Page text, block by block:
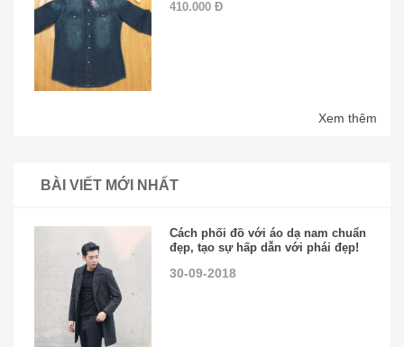
410.000 Đ
Xem thêm
BÀI VIẾT MỚI NHẤT
Cách phối đồ với áo dạ nam chuẩn
đẹp, tạo sự hấp dẫn với phái đẹp!
30-09-2018